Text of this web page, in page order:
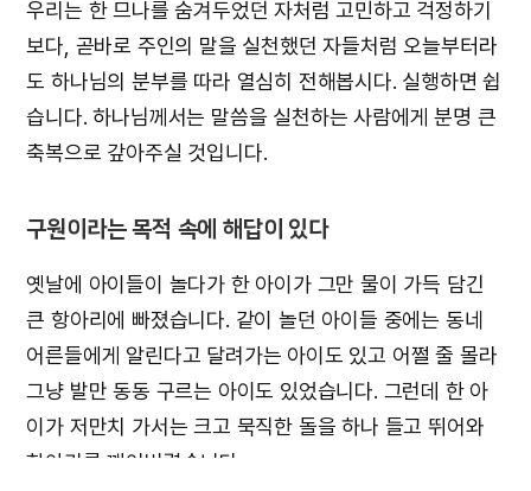
우리는 한 므나를 숨겨두었던 자처럼 고민하고 걱정하기
보다, 곧바로 주인의 말을 실천했던 자들처럼 오늘부터라
도 하나님의 분부를 따라 열심히 전해봅시다. 실행하면 쉽
습니다. 하나님께서는 말씀을 실천하는 사람에게 분명 큰
축복으로 갚아주실 것입니다.
구원이라는 목적 속에 해답이 있다
옛날에 아이들이 놀다가 한 아이가 그만 물이 가득 담긴
큰 항아리에 빠졌습니다. 같이 놀던 아이들 중에는 동네
어른들에게 알린다고 달려가는 아이도 있고 어쩔 줄 몰라
그냥 발만 동동 구르는 아이도 있었습니다. 그런데 한 아
이가 저만치 가서는 크고 묵직한 돌을 하나 들고 뛰어와
항아리를 깨어버렸습니다.